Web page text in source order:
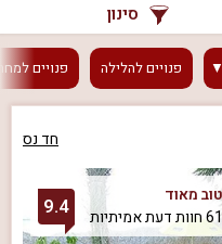
סינון
פנוייםלהלילה פנויים
חד נס
טוב מאוד
61 חוות דעת אמיתיות
9.4